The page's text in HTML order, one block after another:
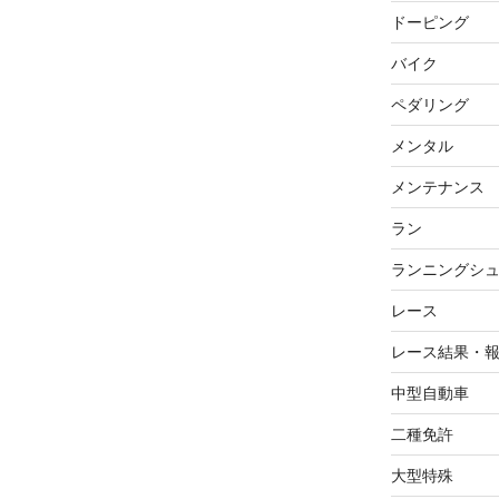
ドーピング
バイク
ペダリング
メンタル
メンテナンス
ラン
ランニングシ
レース
レース結果・
中型自動車
二種免許
大型特殊